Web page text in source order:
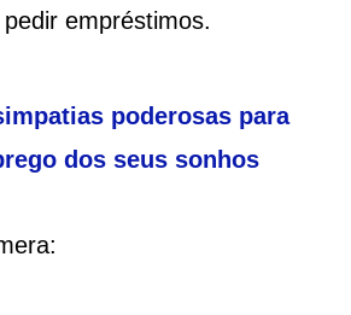
empréstimos.
poderosas para
dos seus sonhos